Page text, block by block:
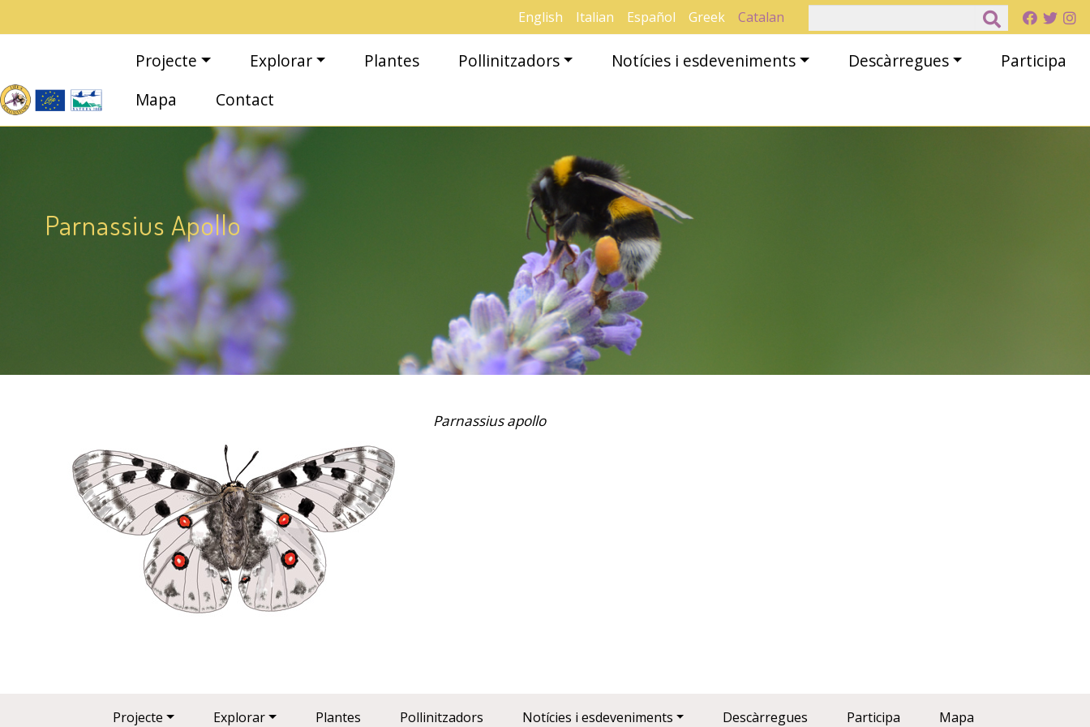
English Italian Español Greek Catalan
Navegació principal
Projecte Explorar Plantes Pollinitzadors Notícies i esdeveniments Descàrregues
Participa
Mapa
Contact
Parnassius Apollo
Parnassius apollo
Main navigation
Projecte Explorar Plantes Pollinitzadors Notícies i esdeveniments Descàrregues Participa Mapa